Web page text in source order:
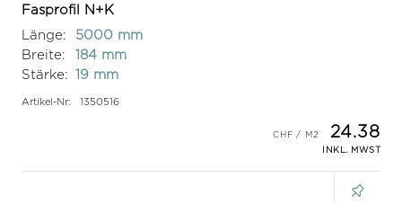
Fasprofil N+K
Länge:
5000 mm
Breite:
184 mm
Stärke: 19 mm
Artikel-Nr: 1350516
24.38
INKL. MWST